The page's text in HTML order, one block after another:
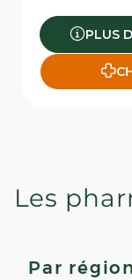
PLUS
Les
Par région